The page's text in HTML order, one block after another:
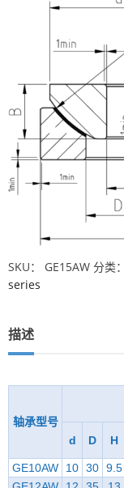
SKU： GE15AW 分类：
series
描述
轴承型号
d D H
GE10AW 10 30 9.5